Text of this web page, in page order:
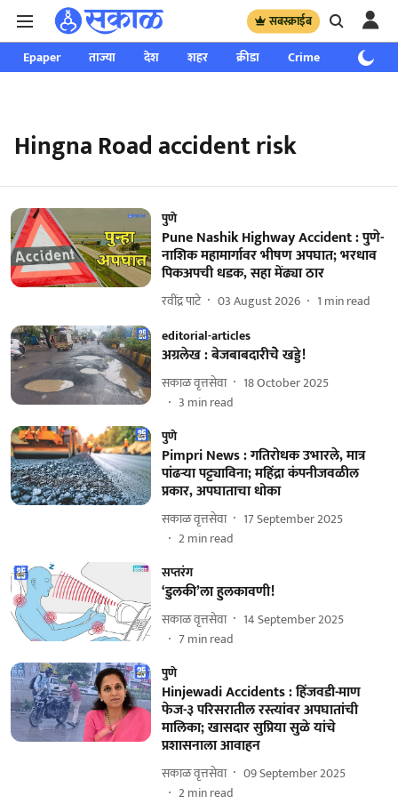
सबस्क्राईब
Epaper ताज्या देश शहर क्रीडा Crime साप्ताहिक
Hingna Road accident risk
पुणे
Pune Nashik Highway Accident : पुणे-
नाशिक महामार्गावर भीषण अपघात; भरधाव
पिकअपची धडक, सहा मेंढ्या ठार
रवींद्र पाटे 03 August 2026 1 min read
editorial-articles
अग्रलेख : बेजबाबदारीचेे खड्डे!
सकाळ वृत्तसेवा
18 October 2025
3 min read
पुणे
Pimpri News : गतिरोधक उभारले, मात्र
पांढऱ्या पट्ट्याविना; महिंद्रा कंपनीजवळील
प्रकार, अपघाताचा धोका
सकाळ वृत्तसेवा
17 September 2025
2min read
सप्तरंग
‘डुलकी’ला हुलकावणी!
सकाळ वृत्तसेवा
14 September 2025
7min read
पुणे
Hinjewadi Accidents : हिंजवडी-माण
फेज-३ परिसरातील रस्त्यांवर अपघातांची
मालिका; खासदार सुप्रिया सुळे यांचे
प्रशासनाला आवाहन
सकाळ वृत्तसेवा
09 September 2025
2min read